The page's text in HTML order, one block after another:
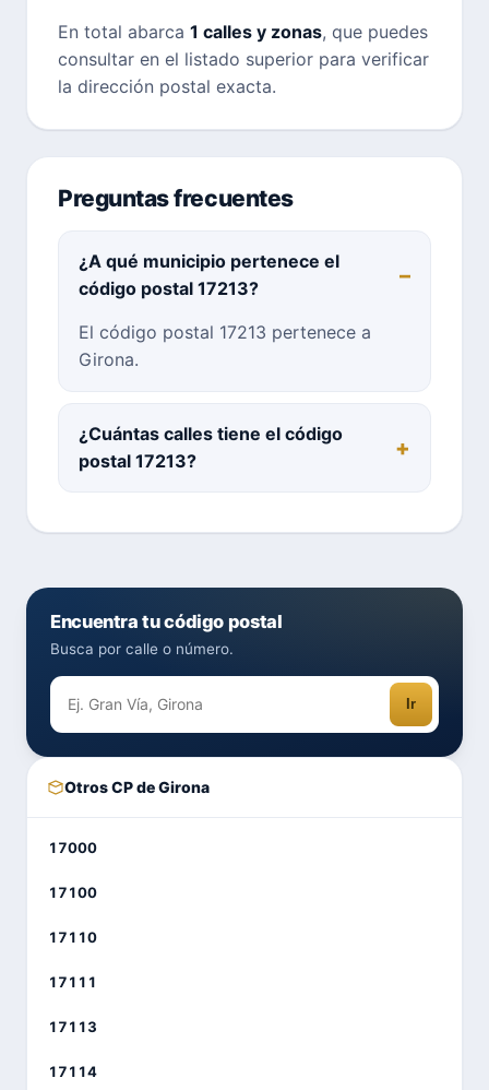
En total abarca 1 calles y zonas, que puedes
consultar en el listado superior para verificar
la dirección postal exacta.
Preguntas frecuentes
¿A qué municipio pertenece el
código postal 17213?
El código postal 17213 pertenece a
Girona.
¿Cuántas calles tiene el código
postal 17213?
Encuentra tu código postal
Busca por calle o número.
Ir
Otros CP de Girona
17000
17100
17110
17111
17113
17114